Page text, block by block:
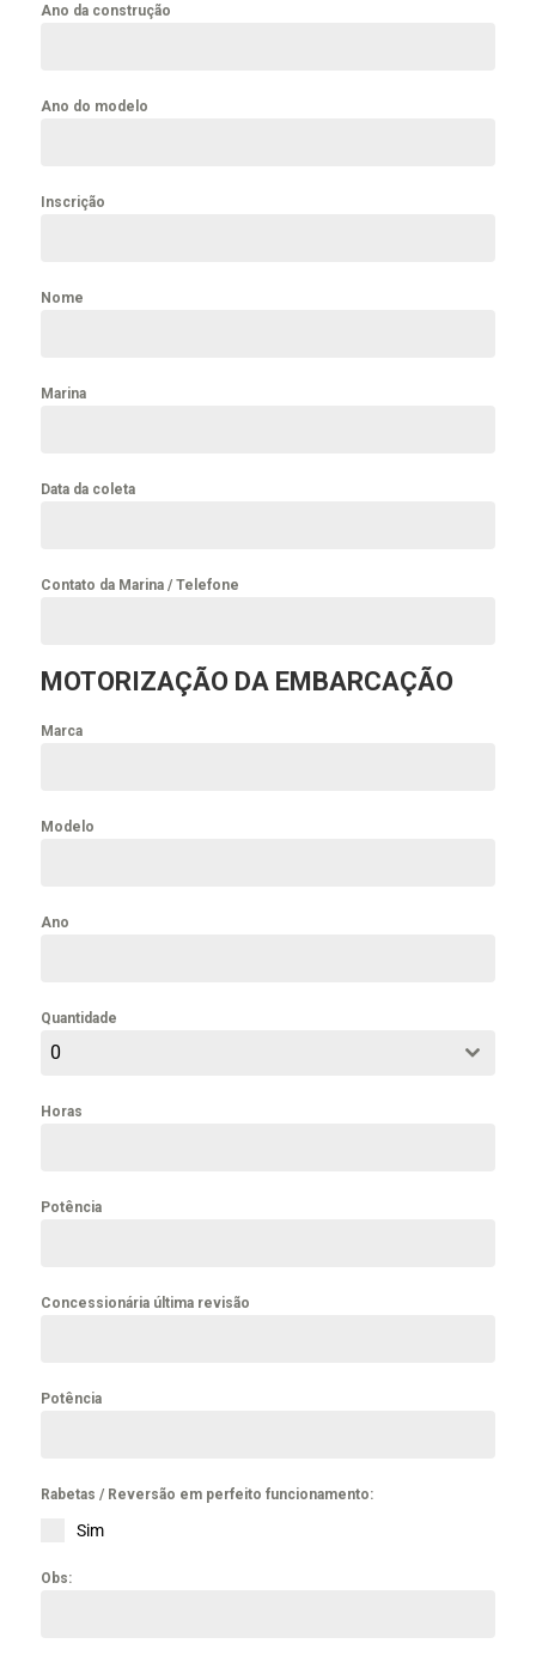
Ano da construção
Ano do modelo
Inscrição
Nome
Marina
Data da coleta
Contato da Marina / Telefone
MOTORIZAÇÃO DA EMBARCAÇÃO
Marca
Modelo
Ano
Quantidade
0
Horas
Potência
Concessionária última revisão
Potência
Rabetas / Reversão em perfeito funcionamento:
Sim
Obs: